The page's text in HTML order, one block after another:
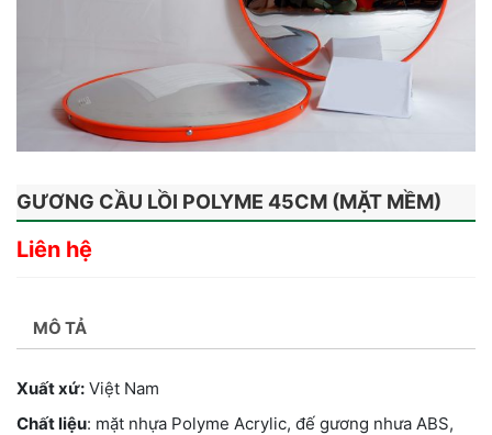
GƯƠNG CẦU LỒI POLYME 45CM (MẶT MỀM)
Liên hệ
MÔ TẢ
Xuất xứ: Việt Nam
Chất liệu: mặt nhựa Polyme Acrylic, đế gương nhưa ABS,